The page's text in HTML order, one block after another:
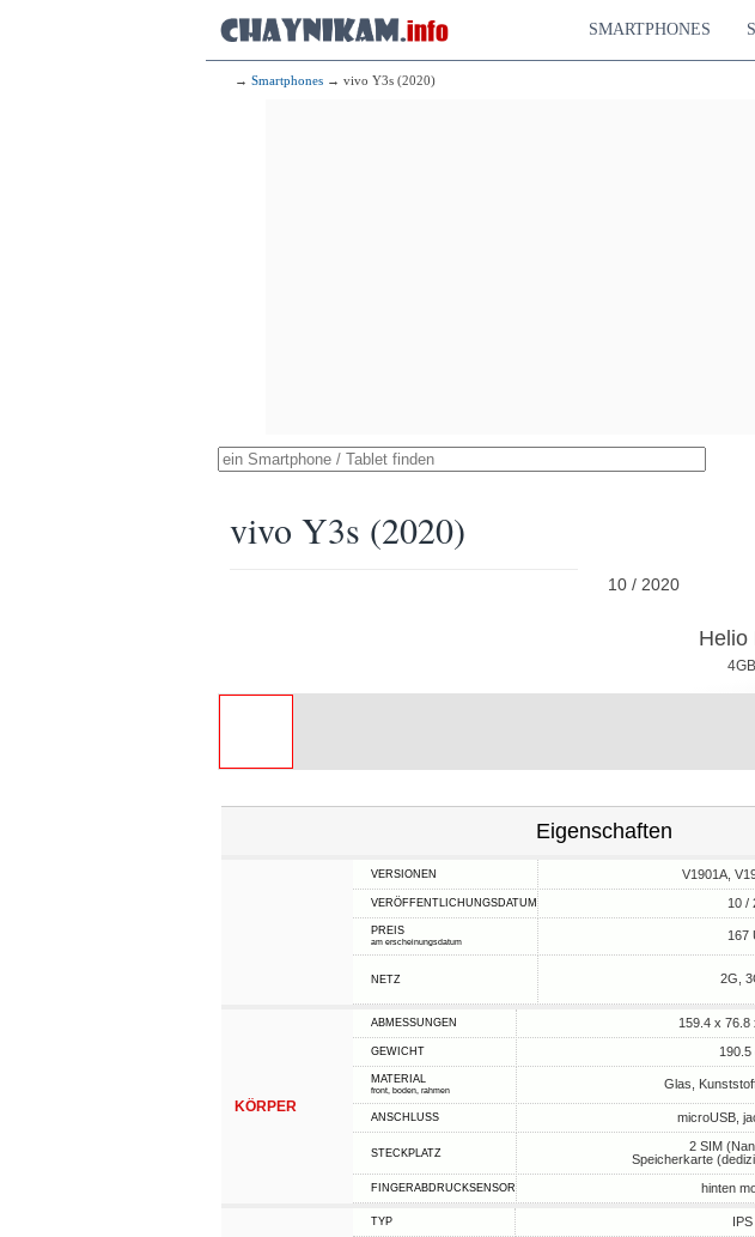
SMARTPHONES
→ Smartphones → vivo Y3s (2020)
vivo Y3s (2020)
10 / 2020
Android 9.0,Helio
Eigenschaften
VERSIONEN V1901A,
VERÖFFENTLICHUNGSDATUM 10 /
PREIS
am erscheinungsdatum 167
NETZ 2G,
KÖRPER
ABMESSUNGEN 159.4 x 76.8
GEWICHT 190.5
MATERIAL
front, boden, rahmen Glas,
ANSCHLUSS microUSB,
STECKPLATZ
2 SIM
Speicherkarte
FINGERABDRUCKSENSOR hinten
TYP IPS